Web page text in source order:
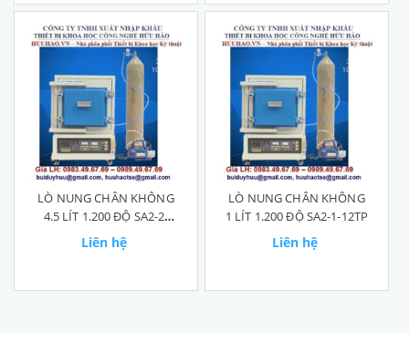
LÒ NUNG CHÂN KHÔNG
4.5 LÍT 1.200 ĐỘ SA2-2-
12TP
Liên hệ
LÒ NUNG CHÂN KHÔNG
1 LÍT 1.200 ĐỘ SA2-1-12TP
Liên hệ